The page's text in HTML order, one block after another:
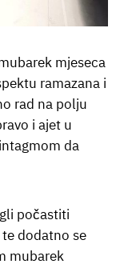
mjeseca
ramazana i
rad na polju
i ajet u
da
počastiti
dodatno se
mubarek